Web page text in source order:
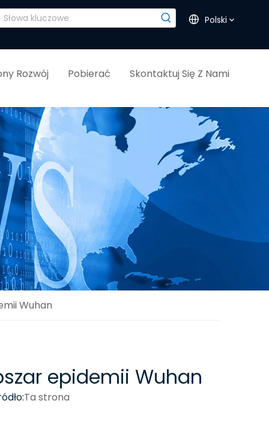
Polski
Rozwój Pobierać Skontaktuj Się Z Nami
Wuhan
epidemii Wuhan
Ta strona